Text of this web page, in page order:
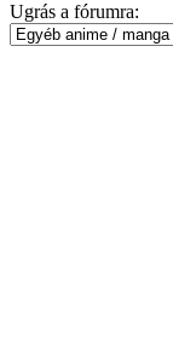
Ugrás a fórumra: